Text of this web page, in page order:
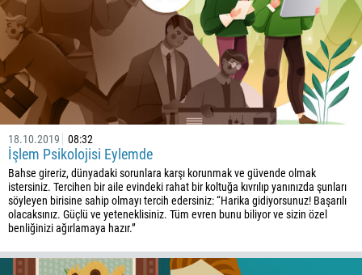
18.10.2019 08:32
İşlem Psikolojisi Eylemde
Bahse gireriz, dünyadaki sorunlara karşı korunmak ve güvende olmak
istersiniz. Tercihen bir aile evindeki rahat bir koltuğa kıvrılıp yanınızda şunları
söyleyen birisine sahip olmayı tercih edersiniz: “Harika gidiyorsunuz! Başarılı
olacaksınız. Güçlü ve yeteneklisiniz. Tüm evren bunu biliyor ve sizin özel
benliğinizi ağırlamaya hazır.”
93
355
213
1684
376
244
1264
672
54
Bir arama planlayın
00:00 — 23:00
E-postanızı girin
Gerekirse yorumunuzu yazabilirsiniz